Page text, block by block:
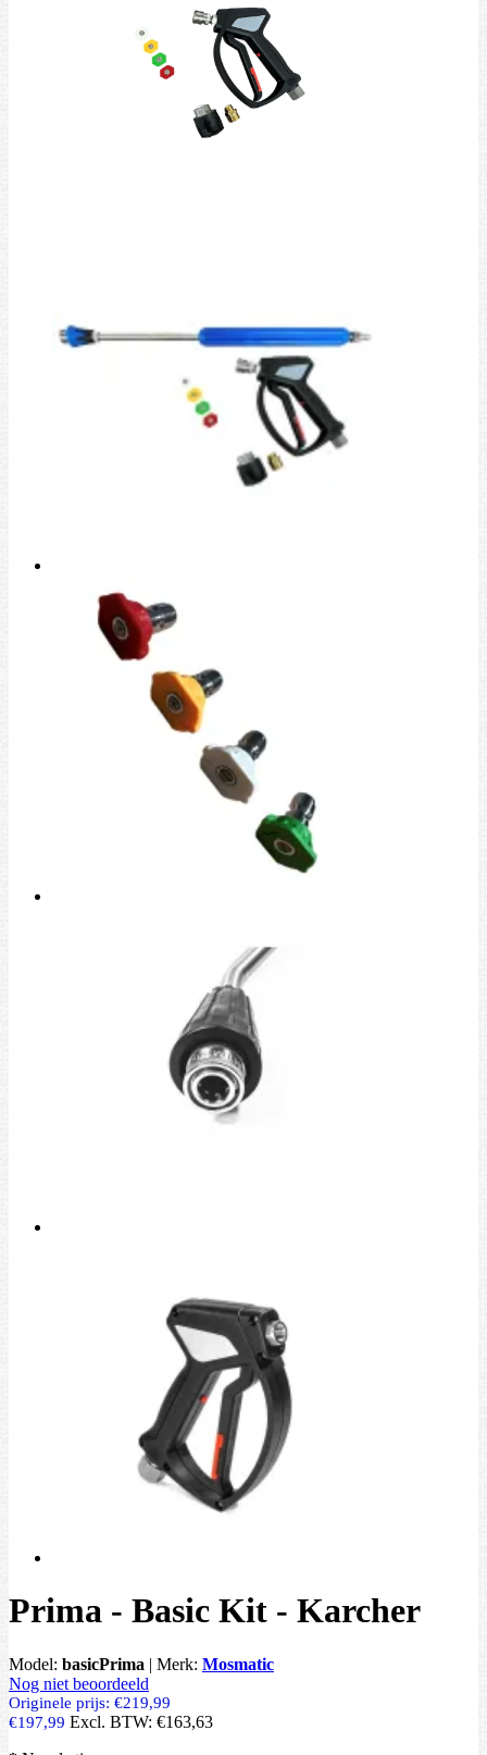
Prima - Basic Kit - Karcher
Model: basicPrima | Merk: Mosmatic
Nog niet beoordeeld
Originele prijs: €219,99
€197,99 Excl. BTW: €163,63